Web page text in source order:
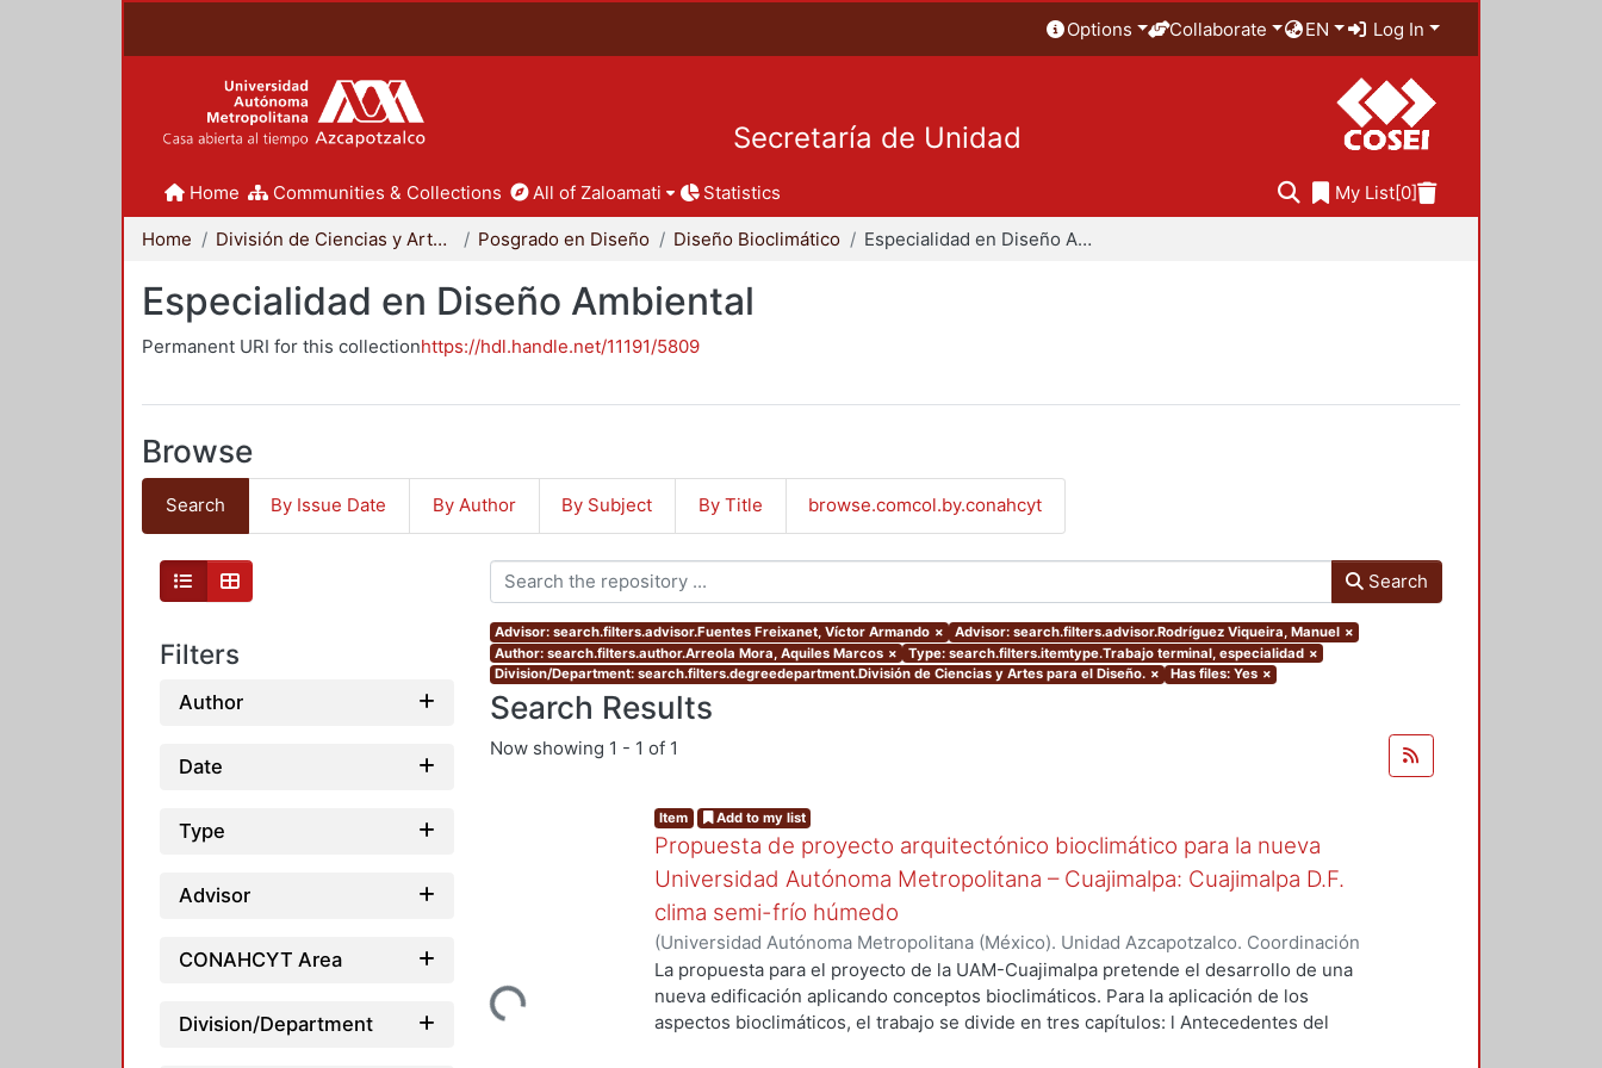
Options Collaborate EN Log In
Secretaría de Unidad
Home Communities & Collections All of Zaloamati Statistics My List[0]
Home División de Ciencias y Artes para el Diseño Posgrado en Diseño Diseño Bioclimático Especialidad en Diseño Ambiental
Especialidad en Diseño Ambiental
Permanent URI for this collectionhttps://hdl.handle.net/11191/5809
Browse
Search By Issue Date By Author By Subject By Title browse.comcol.by.conahcyt
Filters
Author
Date
Type
Advisor
CONAHCYT Area
Division/Department
Search
Advisor: search.filters.advisor.Fuentes Freixanet, Víctor Armando × Advisor: search.filters.advisor.Rodríguez Viqueira, Manuel ×
Author: search.filters.author.Arreola Mora, Aquiles Marcos × Type: search.filters.itemtype.Trabajo terminal, especialidad ×
Division/Department: search.filters.degreedepartment.División de Ciencias y Artes para el Diseño. × Has files: Yes ×
Search Results
Now showing 1 - 1 of 1
Loading...
Item Add to my list
Propuesta de proyecto arquitectónico bioclimático para la nueva
Universidad Autónoma Metropolitana – Cuajimalpa: Cuajimalpa D.F.
clima semi-frío húmedo
(Universidad Autónoma Metropolitana (México). Unidad Azcapotzalco. Coordinación
de Servicios de Información.,2005-10)Arreola Mora, Aquiles Marcos
La propuesta para el proyecto de la UAM-Cuajimalpa pretende el desarrollo de una
nueva edificación aplicando conceptos bioclimáticos. Para la aplicación de los
aspectos bioclimáticos, el trabajo se divide en tres capítulos: l Antecedentes del